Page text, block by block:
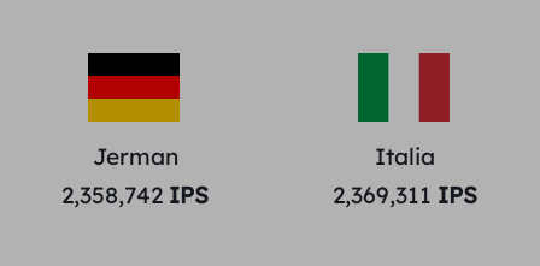
Jerman
2,358,742 IPS
Italia
2,369,311 IPS